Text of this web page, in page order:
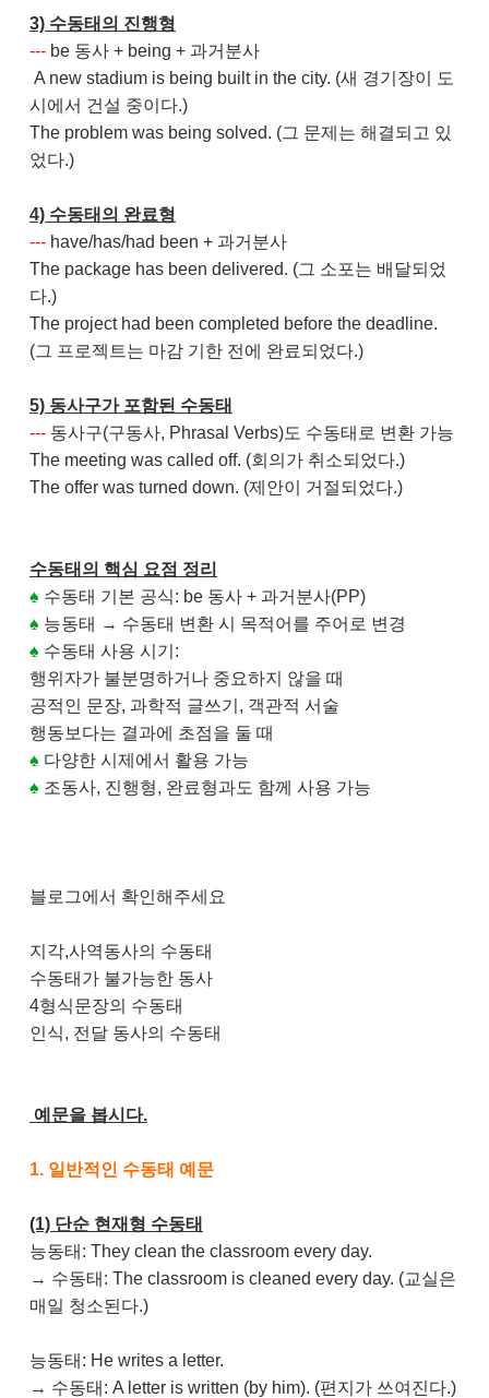
3) 수동태의 진행형
---be 동사 + being + 과거분사
A new stadium is being built in the city. (새 경기장이 도
시에서 건설 중이다.)
The problem was being solved. (그 문제는 해결되고 있
었다.)
4) 수동태의 완료형
---have/has/had been + 과거분사
The package has been delivered. (그 소포는 배달되었
다.)
The project had been completed before the deadline.
(그 프로젝트는 마감 기한 전에 완료되었다.)
5) 동사구가 포함된 수동태
--- 동사구(구동사, Phrasal Verbs)도 수동태로 변환 가능
The meeting was called off. (회의가 취소되었다.)
The offer was turned down. (제안이 거절되었다.)
수동태의 핵심 요점 정리
♠ 수동태 기본 공식: be 동사 + 과거분사(PP)
♠ 능동태 → 수동태 변환 시 목적어를 주어로 변경
♠ 수동태 사용 시기:
행위자가 불분명하거나 중요하지 않을 때
공적인 문장, 과학적 글쓰기, 객관적 서술
행동보다는 결과에 초점을 둘 때
♠ 다양한 시제에서 활용 가능
♠ 조동사, 진행형, 완료형과도 함께 사용 가능
블로그에서 확인해주세요
지각,사역동사의 수동태
수동태가 불가능한 동사
4형식문장의 수동태
인식, 전달 동사의 수동태
예문을 봅시다.
1. 일반적인 수동태 예문
(1) 단순 현재형 수동태
능동태: They clean the classroom every day.
→ 수동태: The classroom is cleaned every day. (교실은
매일 청소된다.)
능동태: He writes a letter.
→ 수동태: A letter is written (by him). (편지가 쓰여진다.)